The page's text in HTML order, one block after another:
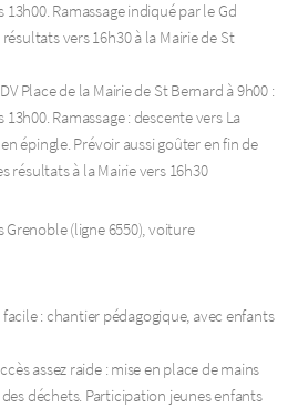
Ramassage indiqué par le Gd
vers 16h30 à la Mairie de St
Place de la Mairie de St Bernard à 9h00 :
Ramassage : descente vers La
épingle. Prévoir aussi goûter en fin de
résultats à la Mairie vers 16h30
Grenoble (ligne 6550), voiture
facile : chantier pédagogique, avec enfants
assez raide : mise en place de mains
déchets. Participation jeunes enfants